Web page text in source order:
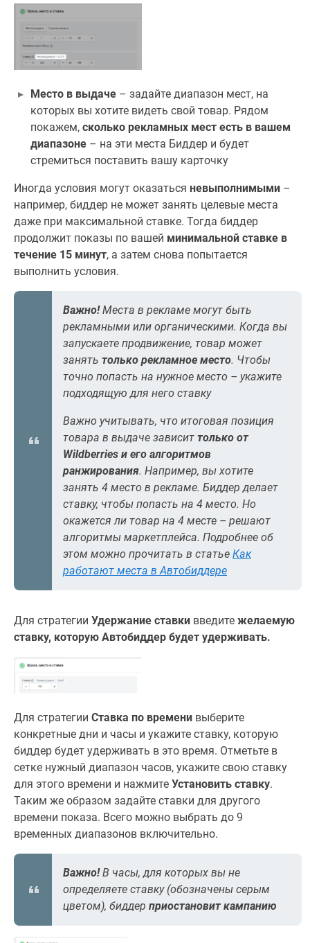
Место в выдаче – задайте диапазон мест, на
которых вы хотите видеть свой товар. Рядом
покажем, сколько рекламных мест есть в вашем
диапазоне – на эти места Биддер и будет
стремиться поставить вашу карточку
Иногда условия могут оказаться невыполнимыми –
например, биддер не может занять целевые места
даже при максимальной ставке. Тогда биддер
продолжит показы по вашей минимальной ставке в
течение 15 минут, а затем снова попытается
выполнить условия.
Важно!Места в рекламе могут быть
рекламными или органическими. Когда вы
запускаете продвижение, товар может
занять только рекламное место. Чтобы
точно попасть на нужное место – укажите
подходящую для него ставку
Важно учитывать, что итоговая позиция
товара в выдаче зависит только от
Wildberries и его алгоритмов
ранжирования. Например, вы хотите
занять 4 место в рекламе. Биддер делает
ставку, чтобы попасть на 4 место. Но
окажется ли товар на 4 месте – решают
алгоритмы маркетплейса. Подробнее об
этом можно прочитать в статье Как
работают места в Автобиддере
Для стратегии Удержание ставки введите желаемую
ставку, которую Автобиддер будет удерживать.
Для стратегии Ставка по времени выберите
конкретные дни и часы и укажите ставку, которую
биддер будет удерживать в это время. Отметьте в
сетке нужный диапазон часов, укажите свою ставку
для этого времени и нажмите Установить ставку.
Таким же образом задайте ставки для другого
времени показа. Всего можно выбрать до 9
временных диапазонов включительно.
Важно!В часы, для которых вы не
определяете ставку (обозначены серым
цветом), биддер приостановит кампанию